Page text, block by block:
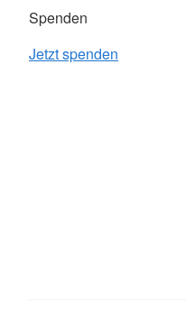
Spenden
Jetzt spenden